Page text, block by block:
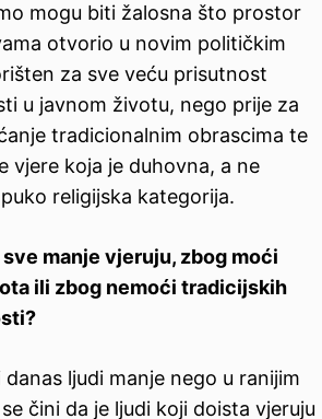
mogu biti žalosna što prostor
otvorio u novim političkim
za sve veću prisutnost
u javnom životu, nego prije za
tradicionalnim obrascima te
vjere koja je duhovna, a ne
religijska kategorija.
manje vjeruju, zbog moći
ili zbog nemoći tradicijskih
danas ljudi manje nego u ranijim
čini da je ljudi koji doista vjeruju